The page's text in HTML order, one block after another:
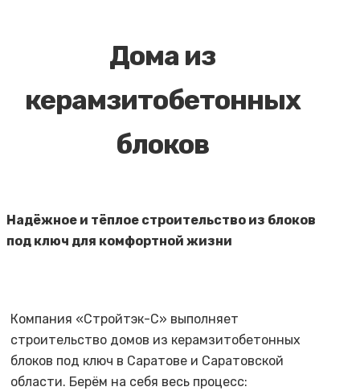
Дома из
керамзитобетонных
блоков
Надёжное и тёплое строительство из блоков
под ключ для комфортной жизни
Компания «Стройтэк-С» выполняет
строительство домов из керамзитобетонных
блоков под ключ в Саратове и Саратовской
области. Берём на себя весь процесс: